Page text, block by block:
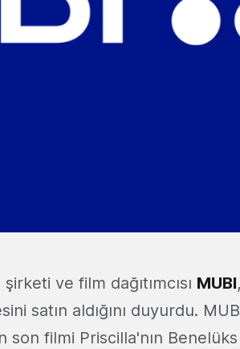
ve film dağıtımcısı MUBI
satın aldığını duyurdu.
son filmi Priscilla'nın